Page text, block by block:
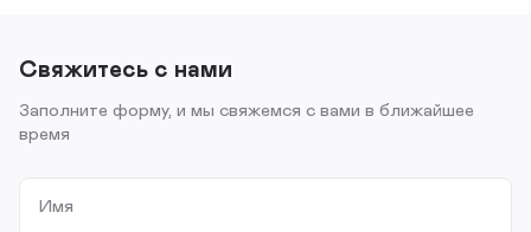
Свяжитесь с нами
Заполните форму, и мы свяжемся с вами в ближайшее
время
Имя